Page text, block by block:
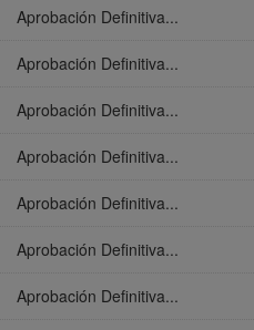
Aprobación Definitiva...
Aprobación Definitiva...
Aprobación Definitiva...
Aprobación Definitiva...
Aprobación Definitiva...
Aprobación Definitiva...
Aprobación Definitiva...